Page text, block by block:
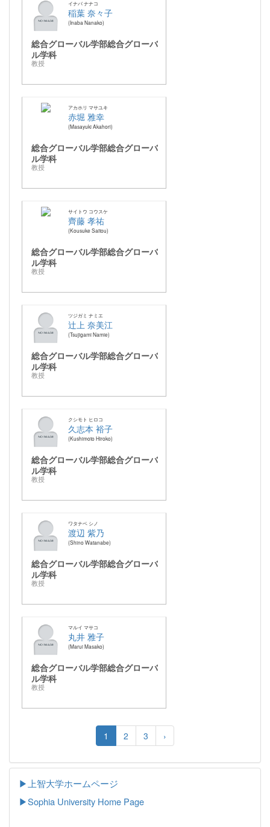
イナバ ナナコ
稲葉 奈々子
Inaba Nanako
総合グローバル学部総合グローバ
ル学科
教授
アカホリ マサユキ
赤堀 雅幸
Masayuki Akahori
総合グローバル学部総合グローバ
ル学科
教授
サイトウ コウスケ
齊藤 孝祐
Kousuke Saitou
総合グローバル学部総合グローバ
ル学科
教授
ツジガミ ナミエ
辻上 奈美江
Tsujigami Namie
総合グローバル学部総合グローバ
ル学科
教授
クシモト ヒロコ
久志本 裕子
Kushimoto Hiroko
総合グローバル学部総合グローバ
ル学科
教授
ワタナベ シノ
渡辺 紫乃
Shino Watanabe
総合グローバル学部総合グローバ
ル学科
教授
マルイ マサコ
丸井 雅子
Marui Masako
総合グローバル学部総合グローバ
ル学科
教授
1 2 3 ›
▶上智大学ホームページ
▶Sophia University Home Page